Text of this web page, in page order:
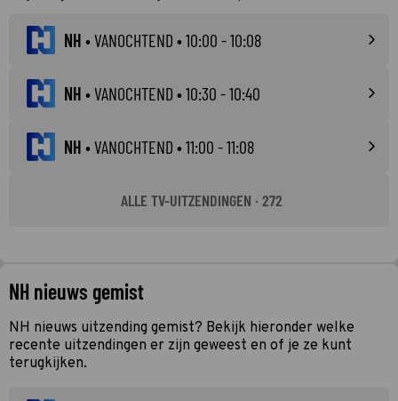
NH •VANOCHTEND • 10:00 - 10:08
NH •VANOCHTEND • 10:30 - 10:40
NH •VANOCHTEND • 11:00 - 11:08
ALLE TV-UITZENDINGEN · 272
NH nieuws gemist
NH nieuws uitzending gemist? Bekijk hieronder welke
recente uitzendingen er zijn geweest en of je ze kunt
terugkijken.